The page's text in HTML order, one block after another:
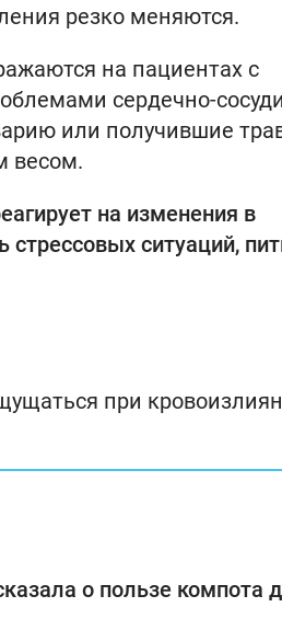
резко меняются.
на пациентах с
сердечно-
или получившие
весом.
на изменения в
стрессовых ситуаций,
при
о пользе компота